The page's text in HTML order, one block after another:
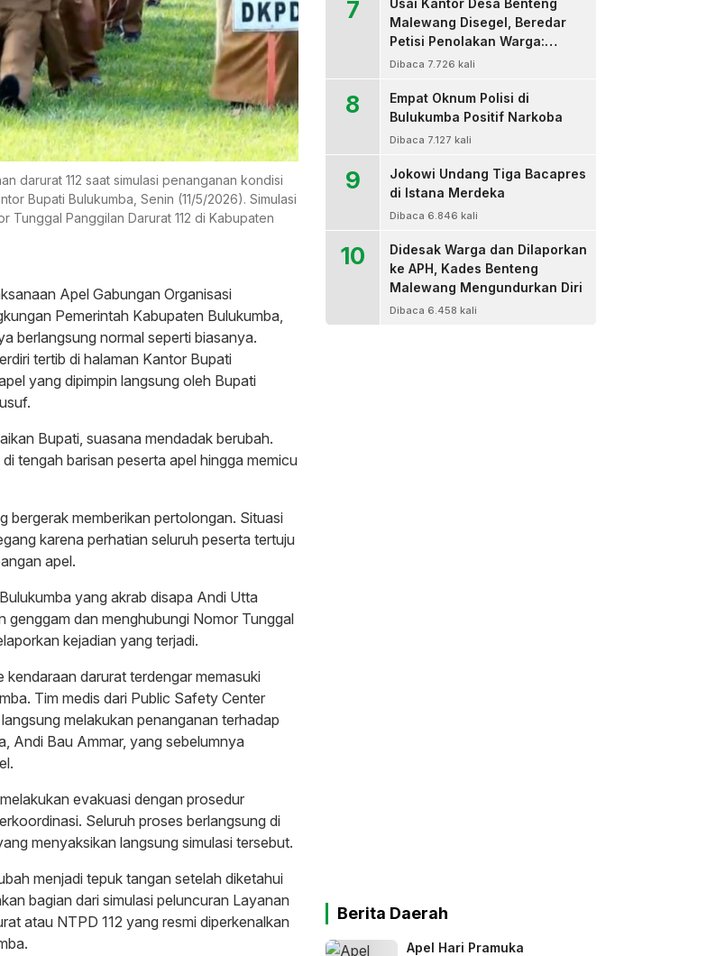
darurat 112 saat simulasi penanganan kondisi
Bupati Bulukumba, Senin (11/5/2026). Simulasi
Tunggal Panggilan Darurat 112 di Kabupaten
Apel Gabungan Organisasi
Pemerintah Kabupaten Bulukumba,
berlangsung normal seperti biasanya.
tertib di halaman Kantor Bupati
yang dipimpin langsung oleh Bupati
Bupati, suasana mendadak berubah.
tengah barisan peserta apel hingga memicu
bergerak memberikan pertolongan. Situasi
karena perhatian seluruh peserta tertuju
apel.
yang akrab disapa Andi Utta
genggam dan menghubungi Nomor Tunggal
kejadian yang terjadi.
kendaraan darurat terdengar memasuki
Tim medis dari Public Safety Center
melakukan penanganan terhadap
Andi Bau Ammar, yang sebelumnya
evakuasi dengan prosedur
Seluruh proses berlangsung di
menyaksikan langsung simulasi tersebut.
menjadi tepuk tangan setelah diketahui
bagian dari simulasi peluncuran Layanan
atau NTPD 112 yang resmi diperkenalkan
7
Usai Kantor Desa Benteng
Malewang Disegel, Beredar
Petisi Penolakan Warga:
Sekretaris Hingga BPD Turut
Dibaca 7.726 kali
8
Empat Oknum Polisi di
Bulukumba Positif Narkoba
Dibaca 7.127 kali
9
Jokowi Undang Tiga Bacapres
di Istana Merdeka
Dibaca 6.846 kali
10
Didesak Warga dan Dilaporkan
ke APH, Kades Benteng
Malewang Mengundurkan Diri
Dibaca 6.458 kali
Berita Daerah
Apel Hari Pramuka